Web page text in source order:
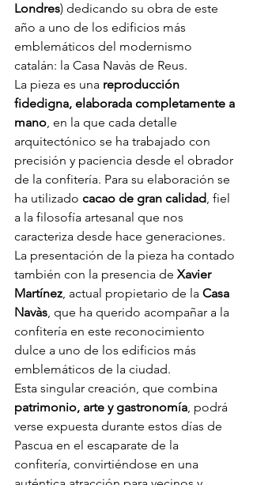
Londres) dedicando su obra de este
año a uno de los edificios más
emblemáticos del modernismo
catalán: la Casa Navàs de Reus.
La pieza es una reproducción
fidedigna, elaborada completamente a
mano, en la que cada detalle
arquitectónico se ha trabajado con
precisión y paciencia desde el obrador
de la confitería. Para su elaboración se
ha utilizado cacao de gran calidad, fiel
a la filosofía artesanal que nos
caracteriza desde hace generaciones.
La presentación de la pieza ha contado
también con la presencia de Xavier
Martínez, actual propietario de la Casa
Navàs, que ha querido acompañar a la
confitería en este reconocimiento
dulce a uno de los edificios más
emblemáticos de la ciudad.
Esta singular creación, que combina
patrimonio, arte y gastronomía, podrá
verse expuesta durante estos días de
Pascua en el escaparate de la
confitería, convirtiéndose en una